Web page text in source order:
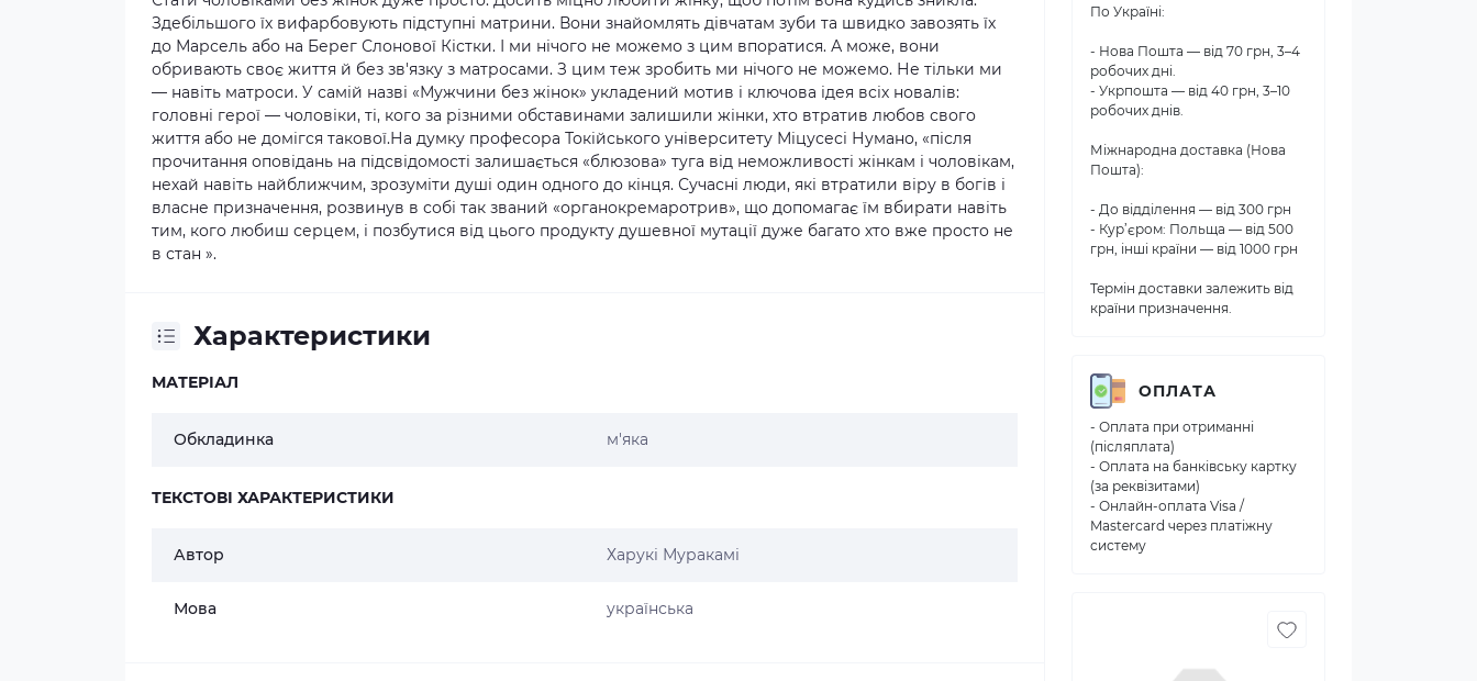
Здебільшого їх вифарбовують підступні матрини. Вони знайомлять дівчатам зуби та швидко завозять їх
до Марсель або на Берег Слонової Кістки. І ми нічого не можемо з цим впоратися. А може, вони
обривають своє життя й без зв'язку з матросами. З цим теж зробить ми нічого не можемо. Не тільки ми
— навіть матроси. У самій назві «Мужчини без жінок» укладений мотив і ключова ідея всіх новалів:
головні герої — чоловіки, ті, кого за різними обставинами залишили жінки, хто втратив любов свого
життя або не домігся такової.На думку професора Токійського університету Міцусесі Нумано, «після
прочитання оповідань на підсвідомості залишається «блюзова» туга від неможливості жінкам і чоловікам,
нехай навіть найближчим, зрозуміти душі один одного до кінця. Сучасні люди, які втратили віру в богів і
власне призначення, розвинув в собі так званий «органокремаротрив», що допомагає їм вбирати навіть
тим, кого любиш серцем, і позбутися від цього продукту душевної мутації дуже багато хто вже просто не
в стан ».
Характеристики
МАТЕРІАЛ
Обкладинка м'яка
ТЕКСТОВІ ХАРАКТЕРИСТИКИ
Автор Харукі Муракамі
Мова українська
По Україні:
- Нова Пошта — від 70 грн, 3–4
робочих дні.
- Укрпошта — від 40 грн, 3–10
робочих днів.
Міжнародна доставка (Нова
Пошта):
- До відділення — від 300 грн
- Кур’єром: Польща — від 500
грн, інші країни — від 1000 грн
Термін доставки залежить від
країни призначення.
ОПЛАТА
- Оплата при отриманні
(післяплата)
- Оплата на банківську картку
(за реквізитами)
- Онлайн-оплата Visa /
Mastercard через платіжну
систему